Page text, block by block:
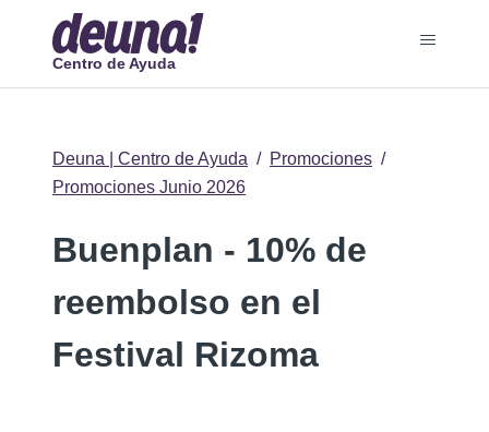
Centro de Ayuda
Deuna | Centro de Ayuda
Promociones
Promociones Junio 2026
Buenplan - 10% de
reembolso en el
Festival Rizoma